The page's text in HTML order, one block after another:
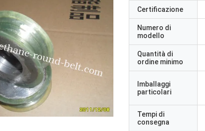
Certificazione
Numero di
modello
Quantità di
ordine minimo
Imballaggi
particolari
Tempi di
consegna